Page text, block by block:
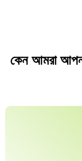
কেন আমরা